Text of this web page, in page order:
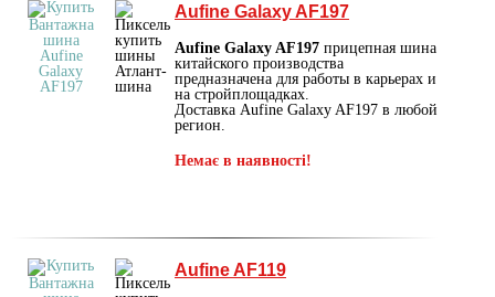
Aufine Galaxy AF197
Aufine Galaxy AF197 прицепная шина
китайского производства
предназначена для работы в карьерах и
на стройплощадках.
Доставка Aufine Galaxy AF197 в любой
регион.
Немає в наявності!
Aufine AF119